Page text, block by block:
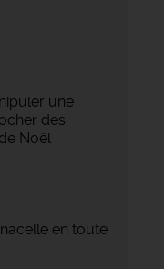
une
des
Noël
en toute